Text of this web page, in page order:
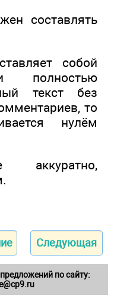
составлять
собой
полностью
текст без
то
нулём
аккуратно,
Следующая
по сайту: